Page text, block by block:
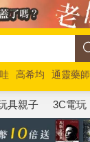
高希均
通靈藥師
具親子 3C電玩